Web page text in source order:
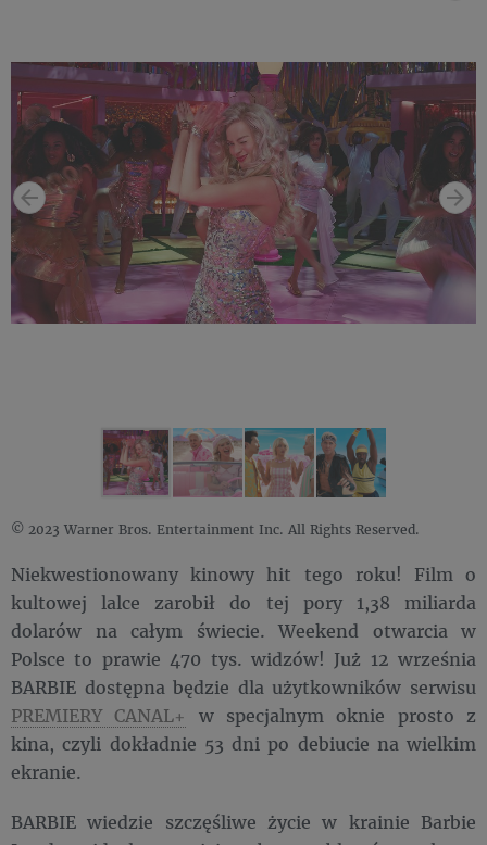
© 2023 Warner Bros. Entertainment Inc. All Rights Reserved.
Niekwestionowany kinowy hit tego roku! Film o
kultowej lalce zarobił do tej pory 1,38 miliarda
dolarów na całym świecie. Weekend otwarcia w
Polsce to prawie 470 tys. widzów! Już 12 września
BARBIE dostępna będzie dla użytkowników serwisu
PREMIERY CANAL+
w specjalnym oknie prosto z
kina, czyli dokładnie 53 dni po debiucie na wielkim
ekranie.
BARBIE wiedzie szczęśliwe życie w krainie Barbie